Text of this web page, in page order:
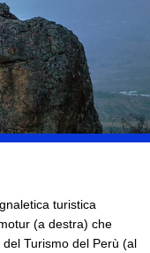
turistica
(a destra) che
Turismo del Perù (al